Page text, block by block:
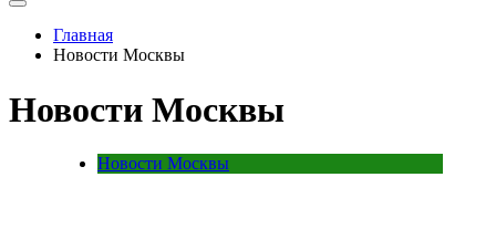
Главная
Новости Москвы
Новости Москвы
Новости Москвы